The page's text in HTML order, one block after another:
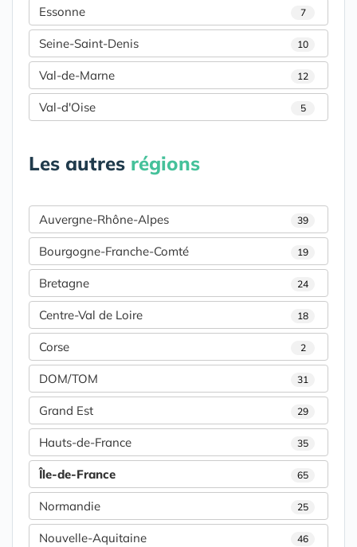
Essonne 7
Seine-Saint-Denis 10
Val-de-Marne 12
Val-d'Oise 5
Les autres régions
Auvergne-Rhône-Alpes 39
Bourgogne-Franche-Comté 19
Bretagne 24
Centre-Val de Loire 18
Corse 2
DOM/TOM 31
Grand Est 29
Hauts-de-France 35
Île-de-France 65
Normandie 25
Nouvelle-Aquitaine 46